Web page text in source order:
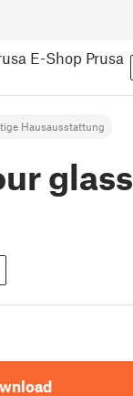
E-Shop Prusa
Hausausstattung
glass